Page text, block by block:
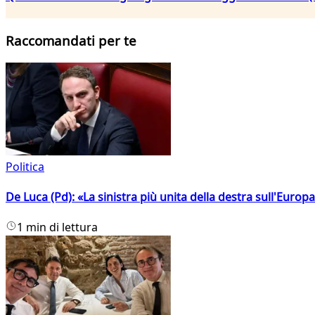
Raccomandati per te
Politica
De Luca (Pd): «La sinistra più unita della destra
1 min di lettura